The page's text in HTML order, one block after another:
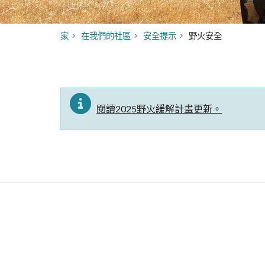
家 在我們的社區 安全提示 野火安全
閱讀2025野火緩解計畫更新。